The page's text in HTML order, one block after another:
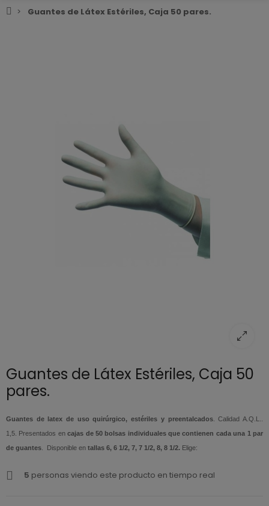
Guantes de Látex Estériles, Caja 50 pares.
Guantes de Látex Estériles, Caja 50
pares.
Guantes de latex de uso quirúrgico, estériles y preentalcados. Calidad A.Q.L..
1,5. Presentados encajas de 50 bolsas individuales que contienen cada una 1 par
de guantes . Disponible en tallas 6, 6 1/2, 7, 7 1/2, 8, 8 1/2. Elige:
5 personas viendo este producto en tiempo real